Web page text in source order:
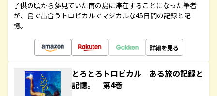
子供の頃から夢見ていた南の島に滞在することになった筆者
が、島で出合うトロピカルでマジカルな45日間の記録と記
憶。
詳細を見る
とろとろトロピカル ある旅の記録と
記憶。 第4巻